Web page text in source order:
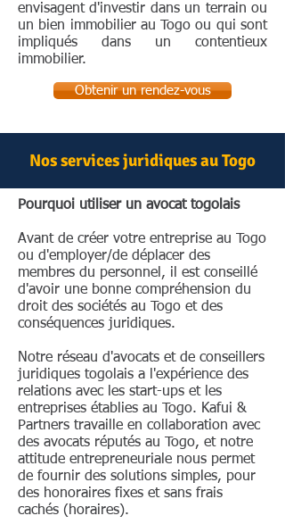
envisagent d'investir dans un terrain ou
un bien immobilier au Togo ou qui sont
impliqués dans un contentieux
immobilier.
Obtenir un rendez-vous
Nos services juridiques au Togo
Pourquoi utiliser un avocat togolais
Avant de créer votre entreprise au Togo
ou d'employer/de déplacer des
membres du personnel, il est conseillé
d'avoir une bonne compréhension du
droit des sociétés au Togo et des
conséquences juridiques.
Notre réseau d'avocats et de conseillers
juridiques togolais a l'expérience des
relations avec les start-ups et les
entreprises établies au Togo. Kafui &
Partners travaille en collaboration avec
des avocats réputés au Togo, et notre
attitude entrepreneuriale nous permet
de fournir des solutions simples, pour
des honoraires fixes et sans frais
cachés (horaires).